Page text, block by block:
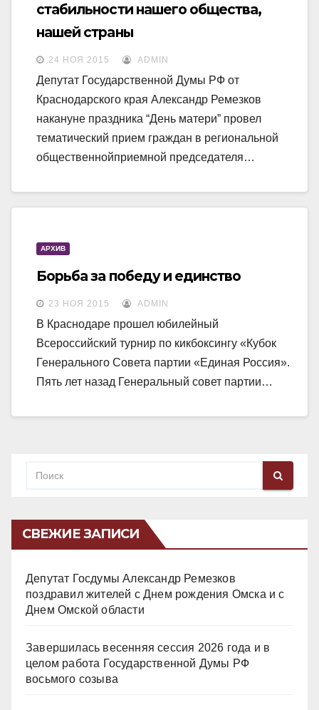
стабильности нашего общества,
нашей страны
24 НОЯ 2015 ADMIN
Депутат Государственной Думы РФ от
Краснодарского края Александр Ремезков
накануне праздника “День матери” провел
тематический прием граждан в региональной
общественнойприемной председателя…
АРХИВ
Борьба за победу и единство
23 НОЯ 2015 ADMIN
В Краснодаре прошел юбилейный
Всероссийский турнир по кикбоксингу «Кубок
Генерального Совета партии «Единая Россия».
Пять лет назад Генеральный совет партии…
СВЕЖИЕ ЗАПИСИ
Депутат Госдумы Александр Ремезков
поздравил жителей с Днем рождения Омска и с
Днем Омской области
Завершилась весенняя сессия 2026 года и в
целом работа Государственной Думы РФ
восьмого созыва